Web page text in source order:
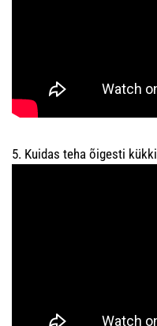
5. Kuidas teha õigesti kükki